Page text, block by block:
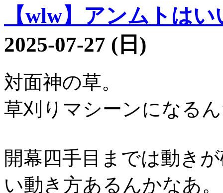
【wlw】アンムトは
2025-07-27 (日)
対面神の草。
草刈りマシーンになる
開幕四手目までは動き
い動き方あるんかなあ。